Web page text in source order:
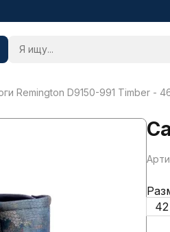
Remington D9150-991 Timber -
42